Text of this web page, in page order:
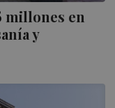
millones en
y